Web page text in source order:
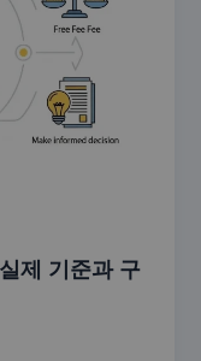
제 기준과 구